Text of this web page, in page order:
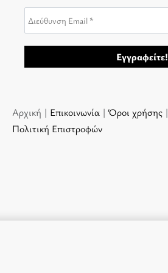
Αρχική | Επικοινωνία |Όροι χρήσης|
Πολιτική Επιστροφών